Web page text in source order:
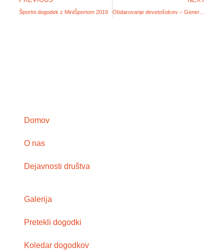
Športni dogodek z MiniŠportom 2019 Obdarovanje devetošolcev – Generacija 2019
Domov
O nas
Dejavnosti društva
Galerija
Pretekli dogodki
Koledar dogodkov